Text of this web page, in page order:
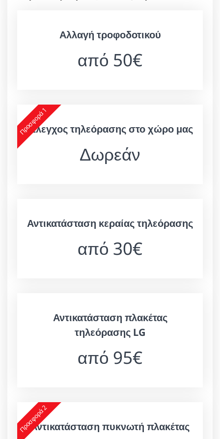
Αλλαγή τροφοδοτικού
από 50€
Προσφορά 1
Έλεγχος τηλεόρασης στο χώρο μας
Δωρεάν
Αντικατάσταση κεραίας τηλεόρασης
από 30€
Αντικατάσταση πλακέτας
τηλεόρασης LG
από 95€
Προσφορά 2
Αντικατάσταση πυκνωτή πλακέτας